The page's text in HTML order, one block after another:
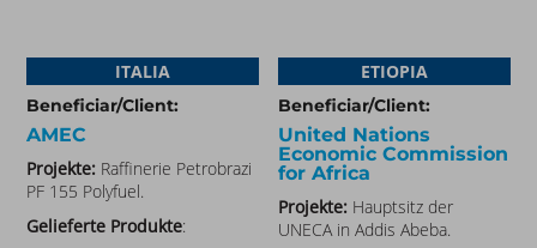
ITALIA
Beneficiar/Client:
AMEC
Projekte: Raffinerie Petrobrazi
PF 155 Polyfuel.
Gelieferte Produkte:
ETIOPIA
Beneficiar/Client:
United Nations
Economic Commission
for Africa
Projekte: Hauptsitz der
UNECA in Addis Abeba.